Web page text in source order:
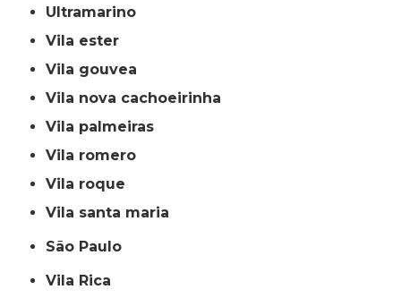
ultramarino
vila ester
vila gouvea
vila nova cachoeirinha
vila palmeiras
vila romero
vila roque
vila santa maria
São Paulo
Vila Rica